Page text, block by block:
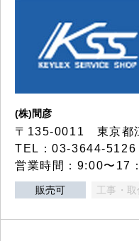
(株)間彦
〒135-0011 東京都
TEL：03-3644-
営業時間：9:00〜17
販売可 工事・取